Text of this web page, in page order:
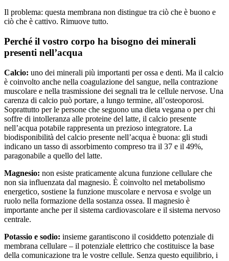
Il problema: questa membrana non distingue tra ciò che è buono e
ciò che è cattivo. Rimuove tutto.
Perché il vostro corpo ha bisogno dei minerali
presenti nell’acqua
Calcio: uno dei minerali più importanti per ossa e denti. Ma il calcio
è coinvolto anche nella coagulazione del sangue, nella contrazione
muscolare e nella trasmissione dei segnali tra le cellule nervose. Una
carenza di calcio può portare, a lungo termine, all’osteoporosi.
Soprattutto per le persone che seguono una dieta vegana o per chi
soffre di intolleranza alle proteine del latte, il calcio presente
nell’acqua potabile rappresenta un prezioso integratore. La
biodisponibilità del calcio presente nell’acqua è buona: gli studi
indicano un tasso di assorbimento compreso tra il 37 e il 49%,
paragonabile a quello del latte.
Magnesio: non esiste praticamente alcuna funzione cellulare che
non sia influenzata dal magnesio. È coinvolto nel metabolismo
energetico, sostiene la funzione muscolare e nervosa e svolge un
ruolo nella formazione della sostanza ossea. Il magnesio è
importante anche per il sistema cardiovascolare e il sistema nervoso
centrale.
Potassio e sodio: insieme garantiscono il cosiddetto potenziale di
membrana cellulare – il potenziale elettrico che costituisce la base
della comunicazione tra le vostre cellule. Senza questo equilibrio, i